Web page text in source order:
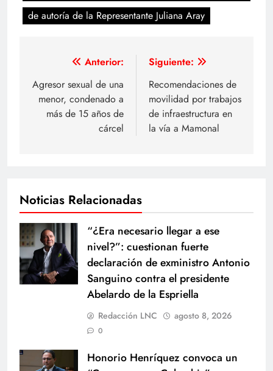
de autoría de la Representante Juliana Aray
Navegación
de
entradas
Anterior:
Agresor sexual de una
menor, condenado a
más de 15 años de
cárcel
Siguiente:
Recomendaciones de
movilidad por trabajos
de infraestructura en
la vía a Mamonal
Noticias Relacionadas
“¿Era necesario llegar a ese
nivel?”: cuestionan fuerte
declaración de exministro Antonio
Sanguino contra el presidente
Abelardo de la Espriella
Redacción LNC agosto 8, 2026
0
Honorio Henríquez convoca un